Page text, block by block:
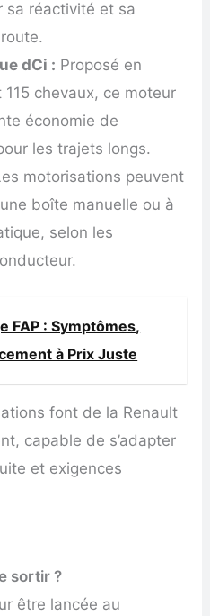
sa réactivité et sa
dCi : Proposé en
chevaux, ce moteur
économie de
les trajets longs.
motorisations peuvent
boîte manuelle ou à
selon les
FAP : Symptômes,
à Prix Juste
font de la Renault
capable de s’adapter
et exigences
sortir ?
être lancée au